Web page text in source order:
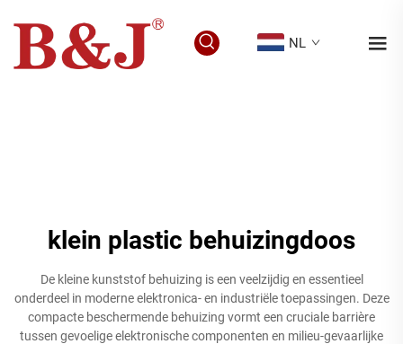
NL
klein plastic behuizingdoos
De kleine kunststof behuizing is een veelzijdig en essentieel
onderdeel in moderne elektronica- en industriële toepassingen. Deze
compacte beschermende behuizing vormt een cruciale barrière
tussen gevoelige elektronische componenten en milieu-gevaarlijke